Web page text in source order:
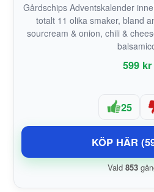
Gårdschips Adventskalender
totalt 11 olika smaker, bland
sourcream & onion, chili &
599 kr
25
KÖP HÄR
Vald 853